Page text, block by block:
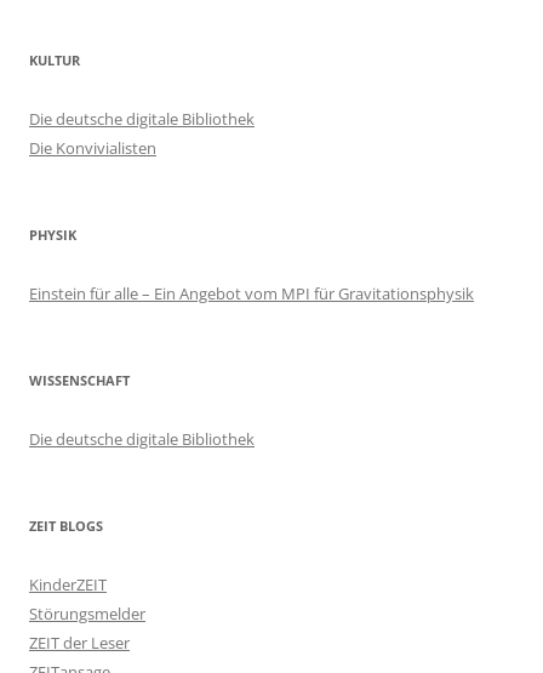
KULTUR
Die deutsche digitale Bibliothek
Die Konvivialisten
PHYSIK
Einstein für alle – Ein Angebot vom MPI für Gravitationsphysik
WISSENSCHAFT
Die deutsche digitale Bibliothek
ZEIT BLOGS
KinderZEIT
Störungsmelder
ZEIT der Leser